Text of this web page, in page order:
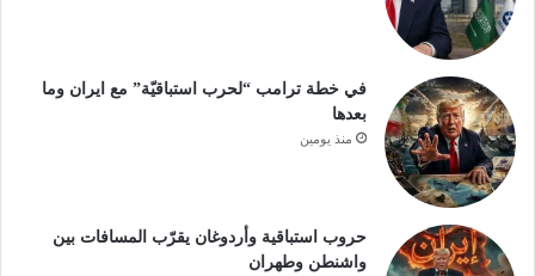
في خطة ترامب “لحرب استباقيّة” مع ايران وما
بعدها
منذ يومين
حروب استباقية وأردوغان يقرّب المسافات بين
واشنطن وطهران